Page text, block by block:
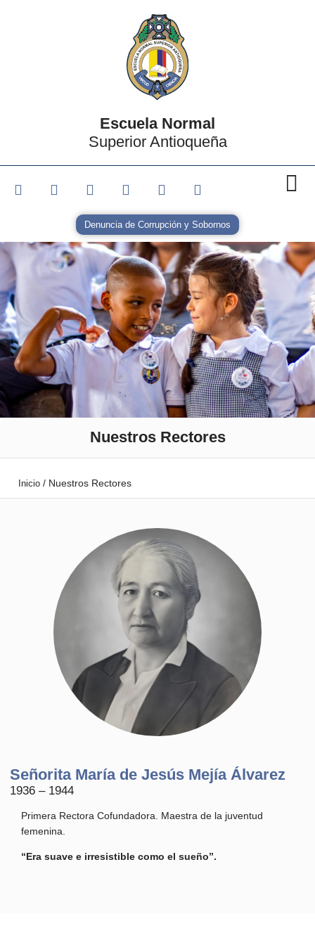
Escuela Normal
Superior Antioqueña
Denuncia de Corrupción y Sobornos
Nuestros Rectores
Inicio / Nuestros Rectores
Señorita María de Jesús Mejía Álvarez
1936 – 1944
Primera Rectora Cofundadora. Maestra de la juventud
femenina.
“Era suave e irresistible como el sueño”.